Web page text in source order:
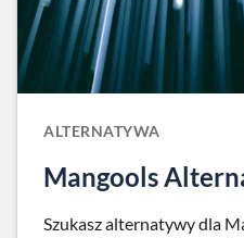
ALTERNATYWA
Mangools
Szukasz alternatywy dla